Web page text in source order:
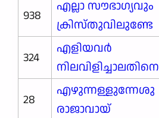
938
എല്ലാ സൗഭാഗ്യവും
ക്രിസ്തുവിലുണ്ടേ
324
എളിയവർ
നിലവിളിച്ചാലതിനെ
28
എഴുന്നള്ളുന്നേശു
രാജാവായ്